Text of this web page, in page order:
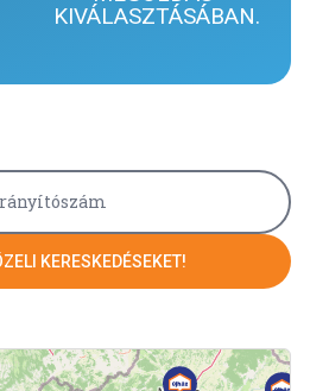
KIVÁLASZTÁSÁBAN.
KERESKEDÉSEKET!